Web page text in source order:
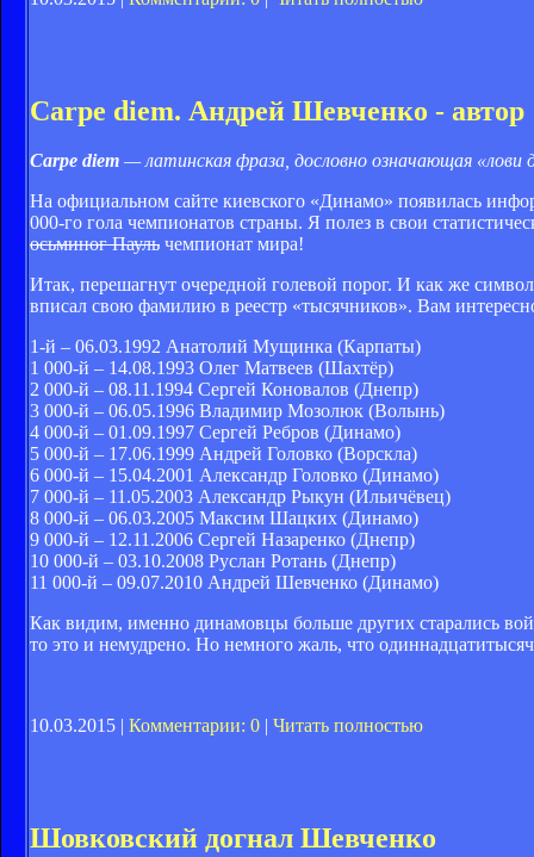
Carpe diem. Андрей Шевченко - автор
Carpe diem — латинская фраза, дословно означающая «лови
На официальном сайте киевского «Динамо» появилась
000-го гола чемпионатов страны. Я полез в свои
осьминог Пауль чемпионат мира!
Итак, перешагнут очередной голевой порог. И как же
вписал свою фамилию в реестр «тысячников». Вам
1-й – 06.03.1992 Анатолий Мущинка (Карпаты)
1 000-й – 14.08.1993 Олег Матвеев (Шахтёр)
2 000-й – 08.11.1994 Сергей Коновалов (Днепр)
3 000-й – 06.05.1996 Владимир Мозолюк (Волынь)
4 000-й – 01.09.1997 Сергей Ребров (Динамо)
5 000-й – 17.06.1999 Андрей Головко (Ворскла)
6 000-й – 15.04.2001 Александр Головко (Динамо)
7 000-й – 11.05.2003 Александр Рыкун (Ильичёвец)
8 000-й – 06.03.2005 Максим Шацких (Динамо)
9 000-й – 12.11.2006 Сергей Назаренко (Днепр)
10 000-й – 03.10.2008 Руслан Ротань (Днепр)
11 000-й – 09.07.2010 Андрей Шевченко (Динамо)
Как видим, именно динамовцы больше других старались
то это и немудрено. Но немного жаль, что
10.03.2015 | Комментарии: 0 Читать полностью
Шовковский догнал Шевченко